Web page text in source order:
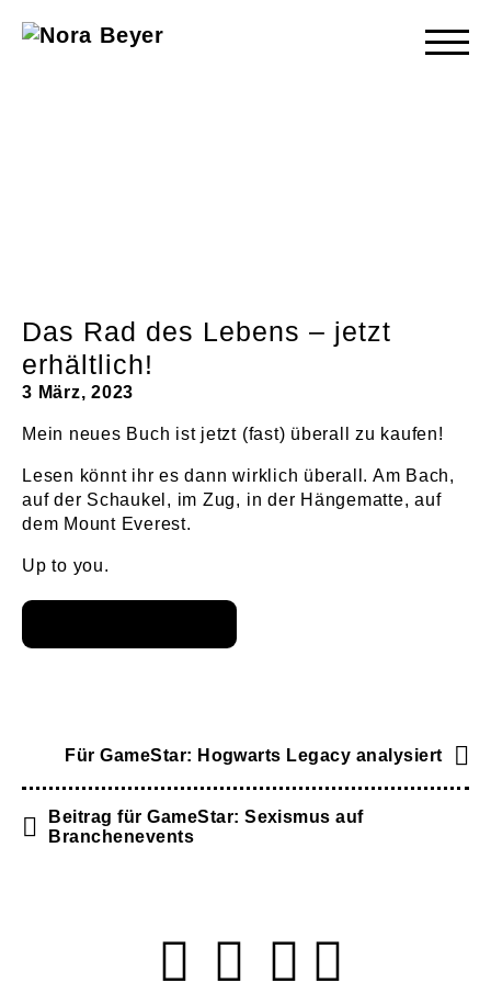
Das Rad des Lebens – jetzt
erhältlich!
3 März, 2023
Mein neues Buch ist jetzt (fast) überall zu kaufen!
Lesen könnt ihr es dann wirklich überall. Am Bach,
auf der Schaukel, im Zug, in der Hängematte, auf
dem Mount Everest.
Up to you.
Für GameStar: Hogwarts Legacy analysiert
Beitrag für GameStar: Sexismus auf
Branchenevents